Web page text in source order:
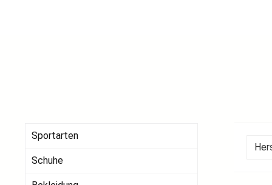
Sportarten
Schuhe